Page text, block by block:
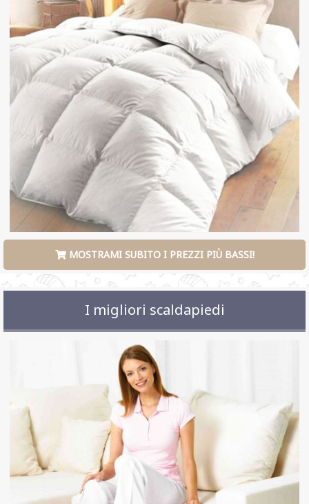
MOSTRAMI SUBITO I PREZZI PIÙ BASSI!
I migliori scaldapiedi